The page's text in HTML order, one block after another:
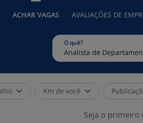
ACHAR VAGAS AVALIAÇÕES DE
O quê?
Km de você
Seja o primeiro